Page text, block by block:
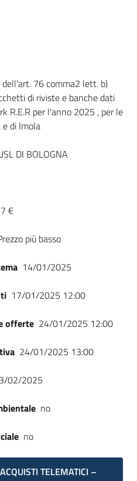
dell'art. 76 comma2 lett. b)
di riviste e banche dati
R.E.R per l'anno 2025 , per le
di Imola
DI BOLOGNA
€
più basso
14/01/2025
17/01/2025 12:00
offerte 24/01/2025 12:00
24/01/2025 13:00
02/2025
no
no
TELEMATICI –